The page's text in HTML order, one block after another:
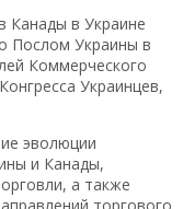
Канады в Украине
Послом Украины в
Коммерческого
Украинцев,
эволюции
и Канады,
а также